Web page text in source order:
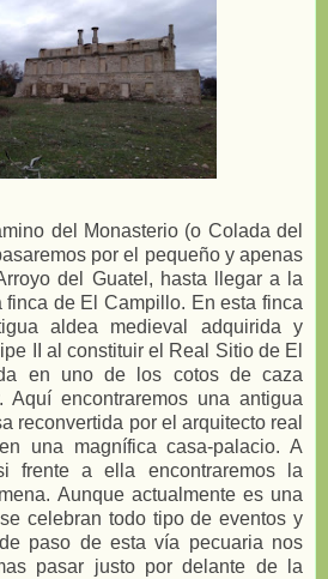
del Monasterio (o Colada del
por el pequeño y apenas
del Guatel, hasta llegar a la
finca de El Campillo. En esta finca
aldea medieval adquirida y
II al constituir el Real Sitio de El
en uno de los cotos de caza
Aquí encontraremos una antigua
reconvertida por el arquitecto real
una magnífica casa-palacio. A
frente a ella encontraremos la
Aunque actualmente es una
celebran todo tipo de eventos y
paso de esta vía pecuaria nos
pasar justo por delante de la